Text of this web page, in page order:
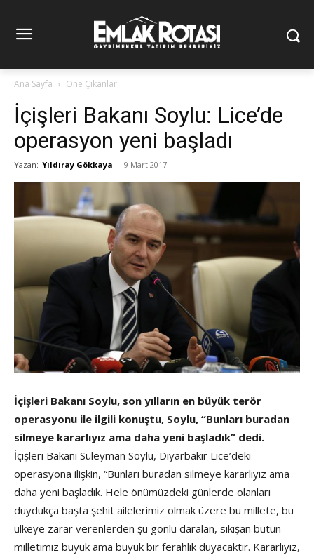
Ana Sayfa Öne Çıkanlar
İçişleri Bakanı Soylu: Lice’de
operasyon yeni başladı
Yazan: Yıldıray Gökkaya - 9 Mart 2017
İçişleri Bakanı Soylu, son yılların en büyük terör
operasyonu ile ilgili konuştu, Soylu, “Bunları buradan
silmeye kararlıyız ama daha yeni başladık” dedi.
İçişleri Bakanı Süleyman Soylu, Diyarbakır Lice’deki
operasyona ilişkin, “Bunları buradan silmeye kararlıyız ama
daha yeni başladık. Hele önümüzdeki günlerde olanları
duydukça başta şehit ailelerimiz olmak üzere bu millete, bu
ülkeye zarar verenlerden şu gönlü daralan, sıkışan bütün
milletimiz büyük ama büyük bir ferahlık duyacaktır. Kararlıyız,